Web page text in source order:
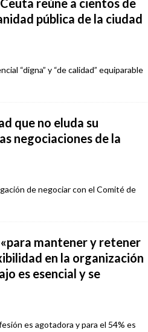
reúne a cientos de
pública de la ciudad
“digna” y “de calidad” equiparable
que no eluda su
negociaciones de la
de negociar con el Comité de
«para mantener y retener
en la organización
es esencial y se
es agotadora y para el 54% es